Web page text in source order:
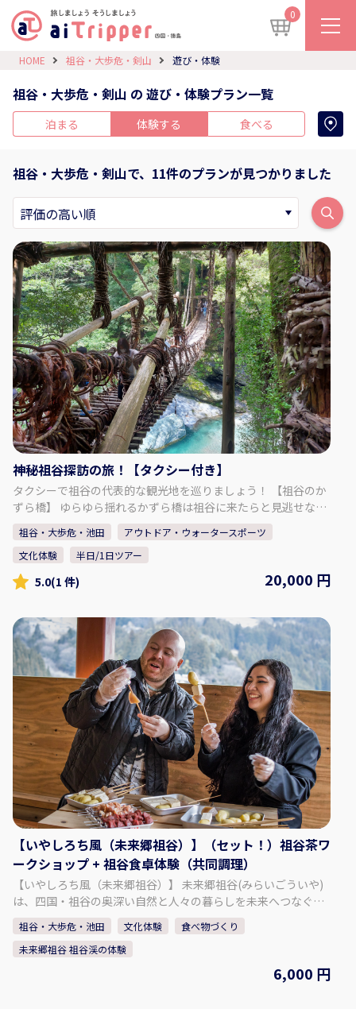
0
HOME 祖谷・大歩危・剣山 遊び・体験
祖谷・大歩危・剣山 の 遊び・体験プラン一覧
泊まる 体験する 食べる
祖谷・大歩危・剣山で、11件のプランが見つかりました
神秘祖谷探訪の旅！【タクシー付き】
タクシーで祖谷の代表的な観光地を巡りましょう！ 【祖谷のか
ずら橋】 ゆらゆら揺れるかずら橋は祖谷に来たらと見逃せない
代表的な観光地です！ 渡るのはちょっと怖いかもしれません
が、橋からの渓谷の景色は本当に綺麗です。 そして、下に見え
る川の景色は心をドキドキさせます。 【ひの字渓谷展望所】 都
会にはない、大自然が祖谷のポイントです。 「ひ」の形の渓谷
は季節によって景色が非常に変わります。 春は鮮やかな緑、秋
しいです。 【小便小僧】 民話によると、昔の子供は岩の上から
小便をして度胸だめしをしたということです。 突き出た岩は川
底から200ｍで、足がすくむ人もいます。 渓谷の景色は四季と
ともに移り変わり、怖くても景色がすごい見え方のするフォト
スポットです。 【大歩危峡観光遊覧船 + お土産のショッピン
グ】 エメラルドグリーンの川とそびえる岩々、大自然の景色を
船から楽しめます。 下船後は、祖谷のお土産が揃うお土産店を
是非見てみてください。 【料金：お一人様】 ・1名参加の場
合：40,000円 ・2名 ~ 4名参加の場合：24,000円 ・5名 ~ 9名参
加の場合：20,000円 【最少催行人数】 1名 【最大催行人数】 9
名 ※10名以上の場合は要相談 【所要時間】 約4時間15分 【集
合場所】 大歩危駅 ※大歩危駅以外の集合場所は要相談 【注意
事項】 ・タクシー運転手兼ガイドが同行する ・添乗員が同行し
ない ・英語ガイドが必要な場合は要相談（別途料金必要） ・ス
ケジュール変更（時間・場所）の場合は要相談 ・徳島駅（汽
車）から来る方は9時出発（10時41分着）の汽車に乗ってくだ
さい。 ・ゴールデンウィークなどの混雑期における交通渋滞
等、当社の管理し得ない事由により予定通りの運行が不可能な
場合は、安全運行を優先し、行程の一部変更や割愛をさせてい
ただく場合がございます。その場合は、旅行業約款に基づき適
切に対応いたします。 【問い合わせ先】 株式会社エアトラベル
徳島 TEL：088-600-8560 E-mail：aitripper@air-travel.jp
祖谷・大歩危・池田
アウトドア・ウォータースポーツ
文化体験
半日/1日ツアー
5.0(1 件) 20,000 円
【いやしろち風（未来郷祖谷）】（セット！）祖谷茶ワ
ークショップ + 祖谷食卓体験（共同調理）
【いやしろち風（未来郷祖谷）】 未来郷祖谷(みらいごういや)
は、四国・祖谷の奥深い自然と人々の暮らしを未来へつなぐ
「物語の語り部」です。ここで過ごす時間は、観光地を巡る旅
ではなく、「忘れていた自分に出会う旅」です。静寂の中で心
をほどき、自然と共に生きる豊かさを思い出す──。未来郷祖
谷は、祖谷の自然と文化を「未来への贈り物」として伝える場
であり、同時に訪れる人の人生に新しい気づきを灯す存在であ
祖谷・大歩危・池田 文化体験
食べ物づくり
未来郷祖谷 祖谷渓の体験
6,000 円